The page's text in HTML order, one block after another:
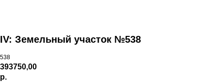
IV: Земельный участок №538
538
393750,00
р.